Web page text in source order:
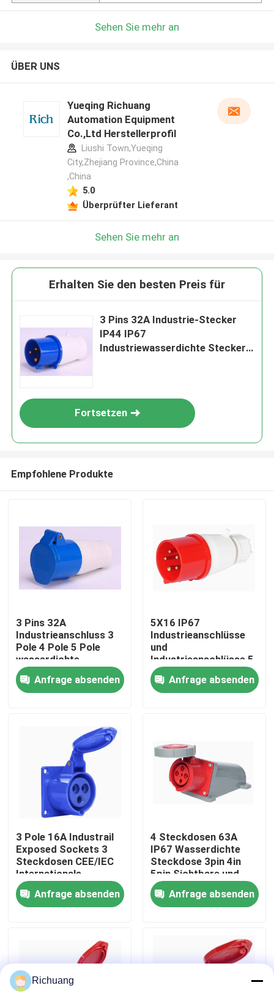
Haus
Produkte
Fabrik-Ausflug
Qualitätskontrolle
Treten Sie mit uns in Verbindung
Fordern Sie ein Zitat
SPS-CPU-Modul
plc-Kabel und -verbindungsstücke
Sehen Sie mehr an
ÜBER UNS
Yueqing Richuang
Automation Equipment
Co.,Ltd Herstellerprofil
Liushi Town,Yueqing
City,Zhejiang Province,China
,China
5.0
Überprüfter Lieferant
Sehen Sie mehr an
Erhalten Sie den besten Preis für
3 Pins 32A Industrie-Stecker
IP44 IP67
Industriewasserdichte Stecker
Fortsetzen
Empfohlene Produkte
3 Pins 32A
Industrieanschluss 3
Pole 4 Pole 5 Pole
wasserdichte
Anschluss
Anfrage absenden
5X16 IP67
Industrieanschlüsse
und
Industrieanschlüsse 5
Pole 16A 32A 63A
125A Wasserdichte
Steckdosen
Anfrage absenden
3 Pole 16A Industrail
Exposed Sockets 3
Steckdosen CEE/IEC
Internationale
industrielle
Steckverbinder
Anfrage absenden
4 Steckdosen 63A
IP67 Wasserdichte
Steckdose 3pin 4in
5pin Sichtbare und
versteckte
Steckdosen
Anfrage absenden
Richuang